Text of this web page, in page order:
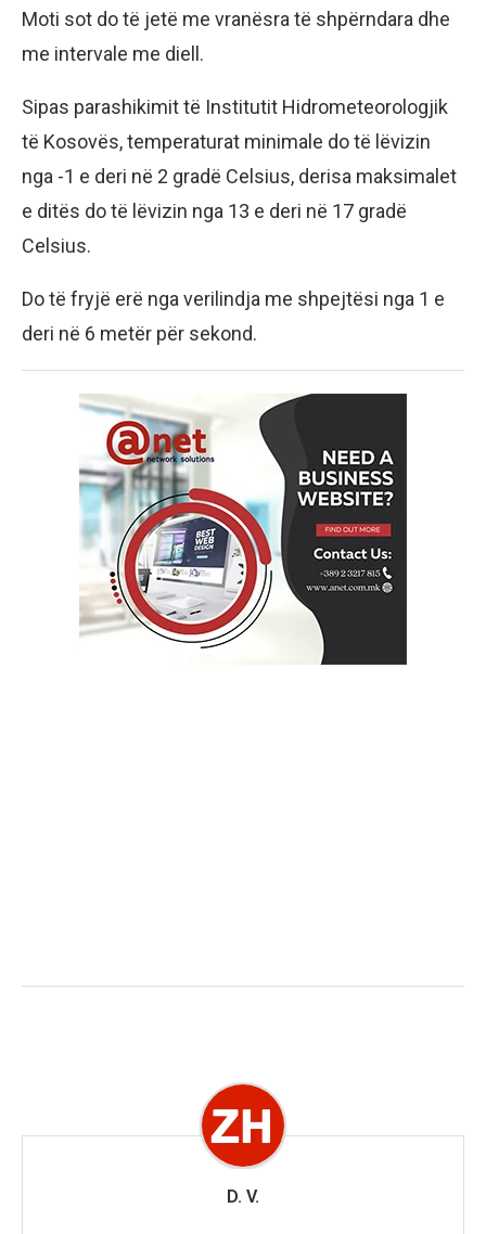
Moti sot do të jetë me vranësra të shpërndara dhe
me intervale me diell.
Sipas parashikimit të Institutit Hidrometeorologjik
të Kosovës, temperaturat minimale do të lëvizin
nga -1 e deri në 2 gradë Celsius, derisa maksimalet
e ditës do të lëvizin nga 13 e deri në 17 gradë
Celsius.
Do të fryjë erë nga verilindja me shpejtësi nga 1 e
deri në 6 metër për sekond.
D. V.